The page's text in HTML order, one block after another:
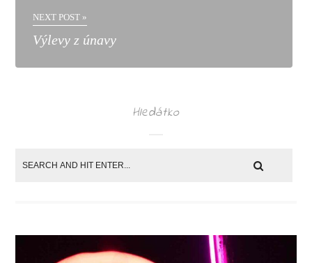
NEXT POST »
Výlevy z únavy
Hledátko